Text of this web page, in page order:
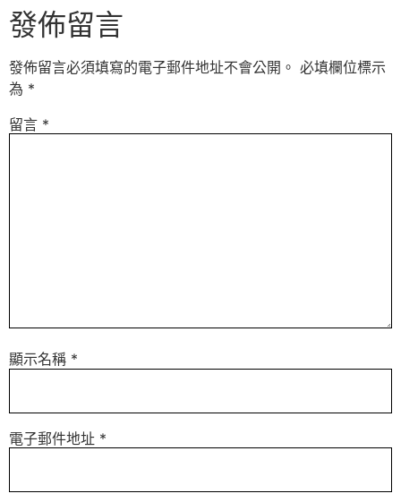
發佈留言
發佈留言必須填寫的電子郵件地址不會公開。 必填欄位標示
為 *
留言 *
顯示名稱 *
電子郵件地址 *